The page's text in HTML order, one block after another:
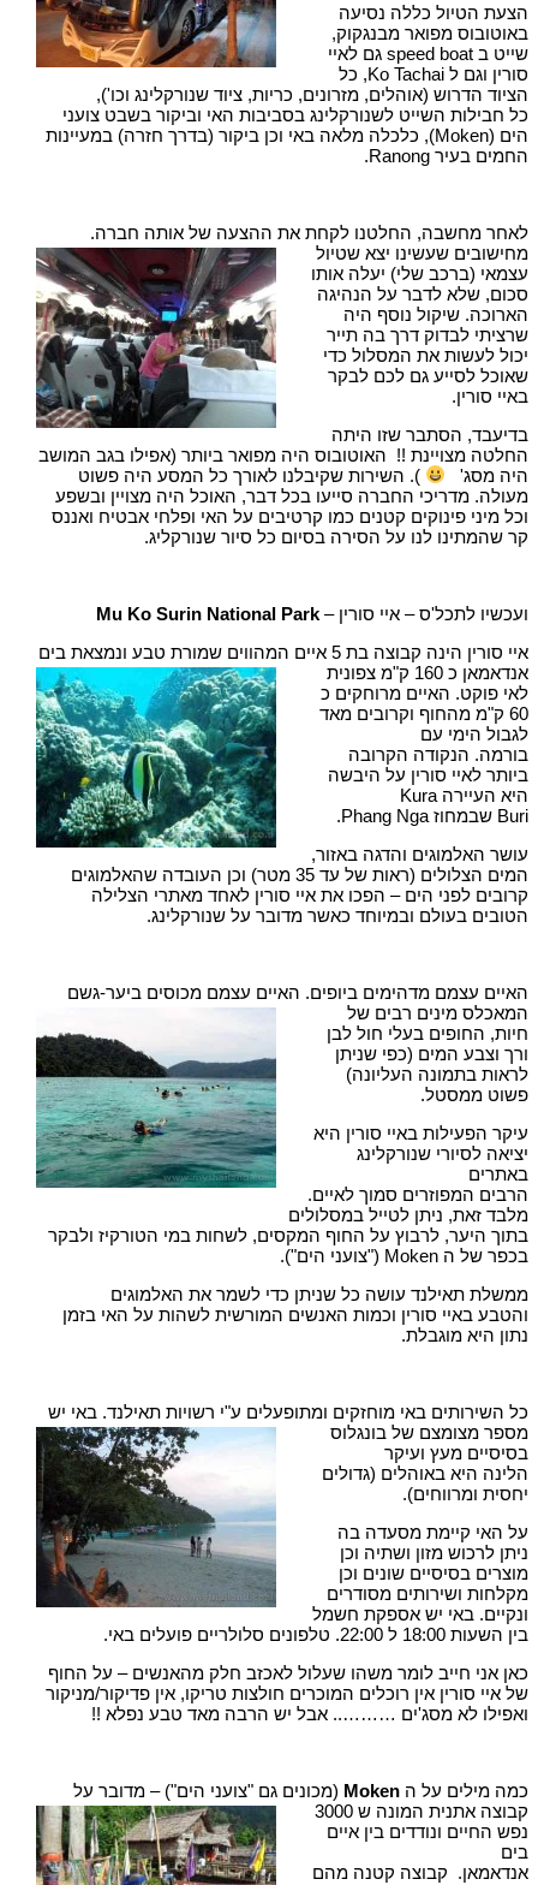
הצעת הטיול כללה נסיעה
באוטובוס מפואר מבנגקוק,
שייט ב speed boat גם לאיי
סורין וגם ל Ko Tachai, כל
הציוד הדרוש (אוהלים, מזרונים, כריות, ציוד שנורקלינג וכו'),
כל חבילות השייט לשנורקלינג בסביבות האי וביקור בשבט צועני
הים (Moken), כלכלה מלאה באי וכן ביקור (בדרך חזרה) במעיינות
החמים בעיר Ranong.
לאחר מחשבה, החלטנו לקחת את ההצעה של אותה חברה.
מחישובים שעשינו יצא שטיול
עצמאי (ברכב שלי) יעלה אותו
סכום, שלא לדבר על הנהיגה
הארוכה. שיקול נוסף היה
שרציתי לבדוק דרך בה תייר
יכול לעשות את המסלול כדי
שאוכל לסייע גם לכם לבקר
באיי סורין.
בדיעבד, הסתבר שזו היתה
החלטה מצויינת !! האוטובוס היה מפואר ביותר (אפילו בגב המושב
היה מסג'
). השירות שקיבלנו לאורך כל המסע היה פשוט
מעולה. מדריכי החברה סייעו בכל דבר, האוכל היה מצויין ובשפע
וכל מיני פינוקים קטנים כמו קרטיבים על האי ופלחי אבטיח ואננס
קר שהמתינו לנו על הסירה בסיום כל סיור שנורקליג.
ועכשיו לתכל'ס – איי סורין – Mu Ko Surin National Park
איי סורין הינה קבוצה בת 5 איים המהווים שמורת טבע ונמצאת
בים
אנדאמאן כ 160 ק"מ צפונית
לאי פוקט. האיים מרוחקים כ
60 ק"מ מהחוף וקרובים מאד
לגבול הימי עם
בורמה. הנקודה הקרובה
ביותר לאיי סורין על היבשה
היא העיירה Kura
Buri שבמחוז Phang Nga.
עושר האלמוגים והדגה באזור,
המים הצלולים (ראות של עד 35 מטר) וכן העובדה שהאלמוגים
קרובים לפני הים – הפכו את איי סורין לאחד מאתרי הצלילה
הטובים בעולם ובמיוחד כאשר מדובר על שנורקלינג.
האיים עצמם מדהימים ביופים. האיים עצמם מכוסים ביער-גשם
המאכלס מינים רבים של
חיות, החופים בעלי חול לבן
ורך וצבע המים (כפי שניתן
לראות בתמונה העליונה)
פשוט ממסטל.
עיקר הפעילות באיי סורין היא
יציאה לסיורי שנורקלינג
באתרים
הרבים המפוזרים סמוך לאיים.
מלבד זאת, ניתן לטייל במסלולים
בתוך היער, לרבוץ על החוף המקסים, לשחות במי הטורקיז ולבקר
בכפר של ה Moken ("צועני הים").
ממשלת תאילנד עושה כל שניתן כדי לשמר את האלמוגים
והטבע באיי סורין וכמות האנשים המורשית לשהות על האי בזמן
נתון היא מוגבלת.
כל השירותים באי מוחזקים ומתופעלים ע"י רשויות תאילנד. באי יש
מספר מצומצם של בונגלוס
בסיסיים מעץ ועיקר
הלינה היא באוהלים (גדולים
יחסית ומרווחים).
על האי קיימת מסעדה בה
ניתן לרכוש מזון ושתיה וכן
מוצרים בסיסיים שונים וכן
מקלחות ושירותים מסודרים
ונקיים. באי יש אספקת חשמל
בין השעות 18:00 ל 22:00. טלפונים סלולריים פועלים באי.
כאן אני חייב לומר משהו שעלול לאכזב חלק מהאנשים – על החוף
של איי סורין אין רוכלים המוכרים חולצות טריקו, אין פדיקור/מניקור
ואפילו לא מסג'ים ……….. אבל יש הרבה מאד טבע נפלא !!
כמה מילים על ה Moken (מכונים גם "צועני הים") – מדובר על
קבוצה אתנית המונה ש 3000
נפש החיים ונודדים בין איים
בים
אנדאמאן. קבוצה קטנה מהם